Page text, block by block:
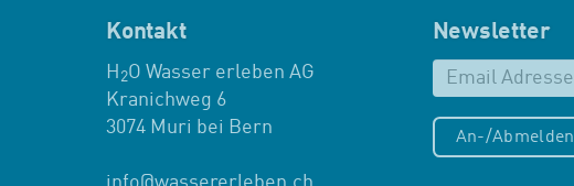
Kontakt
H 2O Wasser erleben AG
Kranichweg 6
3074 Muri bei Bern
Newsletter
An-/Abmelden